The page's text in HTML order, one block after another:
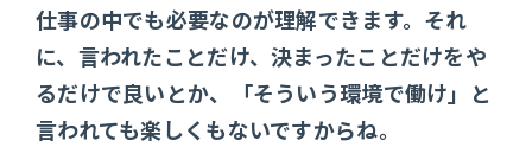
仕事の中でも必要なのが理解できます。それ
に、言われたことだけ、決まったことだけをや
るだけで良いとか、「そういう環境で働け」と
言われても楽しくもないですからね。